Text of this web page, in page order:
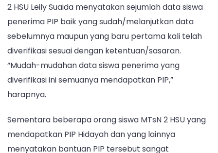
2 HSU Leily Suaida menyatakan sejumlah data siswa
penerima PIP baik yang sudah/melanjutkan data
sebelumnya maupun yang baru pertama kali telah
diverifikasi sesuai dengan ketentuan/sasaran.
“Mudah-mudahan data siswa penerima yang
diverifikasi ini semuanya mendapatkan PIP,”
harapnya.
Sementara beberapa orang siswa MTsN 2 HSU yang
mendapatkan PIP Hidayah dan yang lainnya
menyatakan bantuan PIP tersebut sangat